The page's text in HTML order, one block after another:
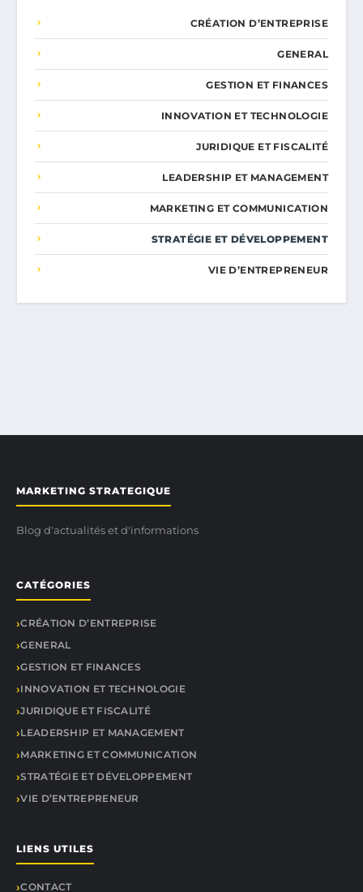
CRÉATION D’ENTREPRISE
GENERAL
GESTION ET FINANCES
INNOVATION ET TECHNOLOGIE
JURIDIQUE ET FISCALITÉ
LEADERSHIP ET MANAGEMENT
MARKETING ET COMMUNICATION
STRATÉGIE ET DÉVELOPPEMENT
VIE D’ENTREPRENEUR
MARKETING STRATEGIQUE
Blog d'actualités et d'informations
CATÉGORIES
CRÉATION D’ENTREPRISE
GENERAL
GESTION ET FINANCES
INNOVATION ET TECHNOLOGIE
JURIDIQUE ET FISCALITÉ
LEADERSHIP ET MANAGEMENT
MARKETING ET COMMUNICATION
STRATÉGIE ET DÉVELOPPEMENT
VIE D’ENTREPRENEUR
LIENS UTILES
CONTACT